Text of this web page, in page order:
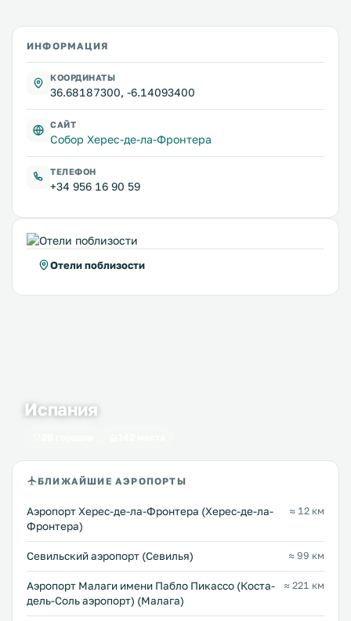
ИНФОРМАЦИЯ
КООРДИНАТЫ
36.68187300, -6.14093400
САЙТ
Собор Херес-де-ла-Фронтера
ТЕЛЕФОН
+34 956 16 90 59
Отели поблизости
Испания
БЛИЖАЙШИЕ АЭРОПОРТЫ
Аэропорт Херес-де-ла-Фронтера (Херес-де-ла-
Фронтера)
≈ 12 км
Севильский аэропорт (Севилья) ≈ 99 км
Аэропорт Малаги имени Пабло Пикассо (Коста-
дель-Соль аэропорт) (Малага)
≈ 221 км